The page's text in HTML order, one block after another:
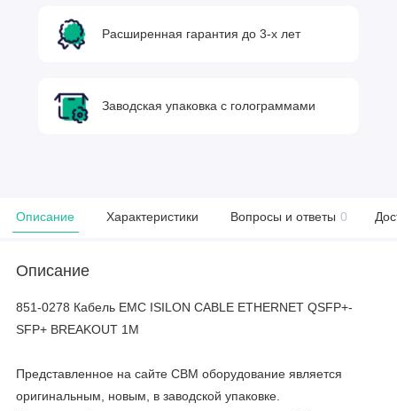
Расширенная гарантия до 3-х лет
Заводская упаковка с голограммами
Описание Характеристики Вопросы и ответы 0
Описание
851-0278 Кабель EMC ISILON CABLE ETHERNET QSFP+-
SFP+ BREAKOUT 1M
Представленное на сайте CBM оборудование является
оригинальным, новым, в заводской упаковке.